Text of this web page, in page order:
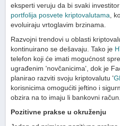
eksperti veruju da bi svaki
portfolija posvete kriptovalutama ,
evoluiraju vrtoglavim brzinama.
Razvojni trendovi u oblasti
kontinuirano se dešavaju. Tako je
telefon koji će imati mogućnost
ugrađenim 'novčanicima', dok je
planirao razviti svoju kriptovalutu '
korisnicima omogućiti jeftino i
obzira na to imaju li bankovni račun.
Pozitivne prakse u okruženju